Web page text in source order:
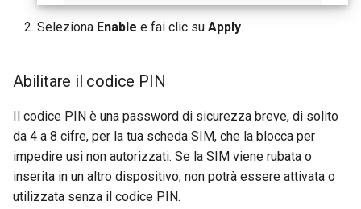
Seleziona Enable e fai clic su Apply.
Abilitare il codice PIN
Il codice PIN è una password di sicurezza breve, di solito
da 4 a 8 cifre, per la tua scheda SIM, che la blocca per
impedire usi non autorizzati. Se la SIM viene rubata o
inserita in un altro dispositivo, non potrà essere attivata o
utilizzata senza il codice PIN.